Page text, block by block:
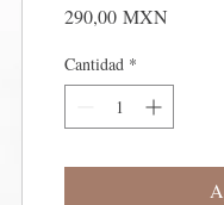
290,00 MXN
Cantidad *